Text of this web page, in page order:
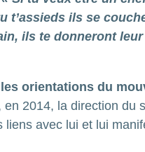
t’assieds ils se
ils te donneront
orientations du
2014, la direction du
liens avec lui et lui